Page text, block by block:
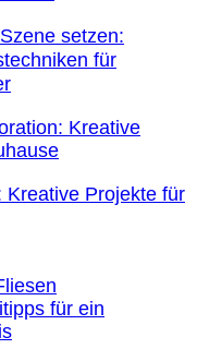
setzen:
für
Kreative Projekte für